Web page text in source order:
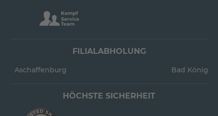
FILIALABHOLUNG
Aschaffenburg Bad König
HÖCHSTE SICHERHEIT